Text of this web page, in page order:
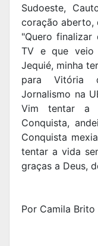
Sudoeste,
coração aberto,
"Quero finalizar
TV e que
Jequié, minha
para Vitória
Jornalismo na
Vim tentar a
Conquista,
Conquista
tentar a vida
graças a Deus,
Por Camila Brito